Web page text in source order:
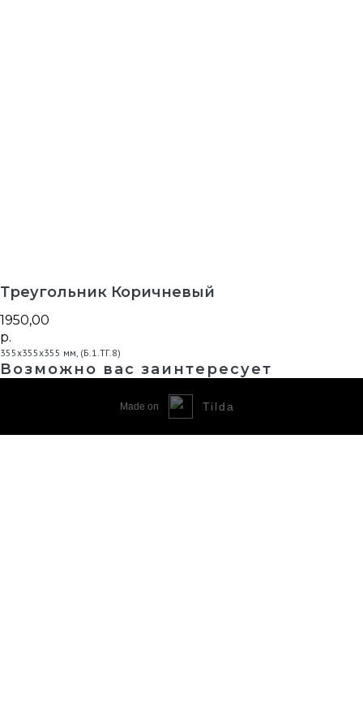
Треугольник Коричневый
1950,00
р.
355х355х355 мм, (Б.1.ТГ.8)
Возможно вас заинтересует
Made on Tilda